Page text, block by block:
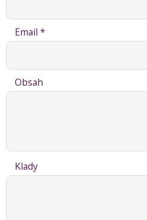
Email *
Obsah
Klady